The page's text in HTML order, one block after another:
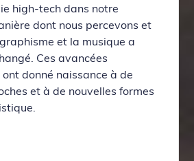
high-tech dans notre
dont nous percevons et
et la musique a
Ces avancées
donné naissance à de
et à de nouvelles formes